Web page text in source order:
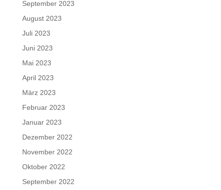
September 2023
August 2023
Juli 2023
Juni 2023
Mai 2023
April 2023
März 2023
Februar 2023
Januar 2023
Dezember 2022
November 2022
Oktober 2022
September 2022